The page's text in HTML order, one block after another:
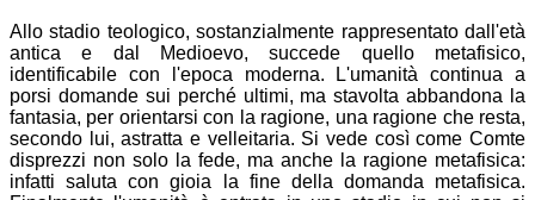
Allo stadio teologico, sostanzialmente rappresentato dall'età
antica e dal Medioevo, succede quello metafisico,
identificabile con l'epoca moderna. L'umanità continua a
porsi domande sui perché ultimi, ma stavolta abbandona la
fantasia, per orientarsi con la ragione, una ragione che resta,
secondo lui, astratta e velleitaria. Si vede così come Comte
disprezzi non solo la fede, ma anche la ragione metafisica:
infatti saluta con gioia la fine della domanda metafisica.